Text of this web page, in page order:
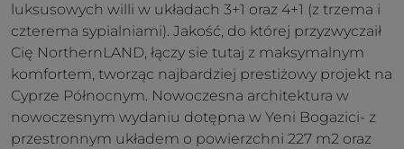
luksusowych willi w układach 3+1 oraz 4+1 (z trzema i
czterema sypialniami). Jakość, do której przyzwyczaił
Cię NorthernLAND, łączy sie tutaj z maksymalnym
komfortem, tworząc najbardziej prestiżowy projekt na
Cyprze Północnym. Nowoczesna architektura w
nowoczesnym wydaniu dotępna w Yeni Bogazici- z
przestronnym układem o powierzchni 227 m2 oraz